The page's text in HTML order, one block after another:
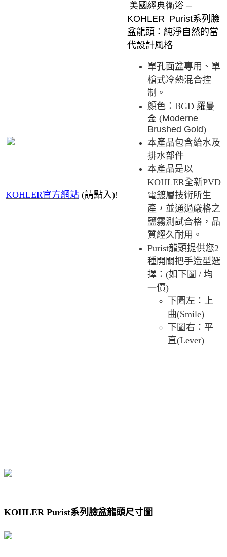
KOHLER官方網站 (請點入)!
美國經典衛浴 –
KOHLER Purist系列臉
盆龍頭：純淨自然的當
代設計風格
單孔面盆專用、單
槍式冷熱混合控
制。
顏色： BGD 羅曼
金 (Moderne
Brushed Gold)
本產品包含給水及
排水部件
本產品是以
KOHLER全新PVD
電鍍層技術所生
產，並通過嚴格之
鹽霧測試合格，品
質經久耐用。
Purist龍頭提供您2
種開關把手造型選
擇： (如下圖 / 均
一價)
下圖左：上
曲(Smile)
下圖右：平
直(Lever)
KOHLER Purist系列臉盆龍頭尺寸圖